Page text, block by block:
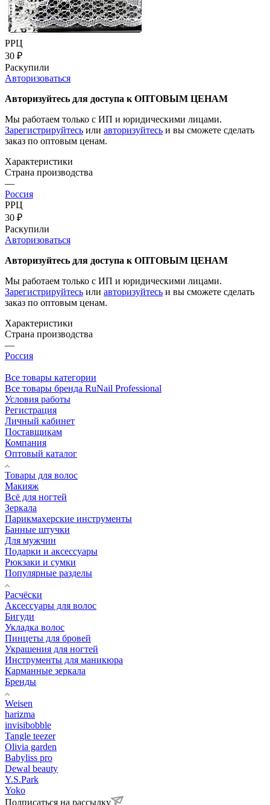
РРЦ
30 ₽
Раскупили
Авторизоваться
Авторизуйтесь для доступа к ОПТОВЫМ ЦЕНАМ
Мы работаем только с ИП и юридическими лицами.
Зарегистрируйтесь или авторизуйтесь и вы сможете сделать
заказ по оптовым ценам.
Характеристики
Страна производства
—
Россия
РРЦ
30 ₽
Раскупили
Авторизоваться
Авторизуйтесь для доступа к ОПТОВЫМ ЦЕНАМ
Мы работаем только с ИП и юридическими лицами.
Зарегистрируйтесь или авторизуйтесь и вы сможете сделать
заказ по оптовым ценам.
Характеристики
Страна производства
—
Россия
Все товары категории
Все товары бренда RuNail Professional
Условия работы
Регистрация
Личный кабинет
Поставщикам
Компания
Оптовый каталог
Товары для волос
Макияж
Всё для ногтей
Зеркала
Парикмахерские инструменты
Банные штучки
Для мужчин
Подарки и аксессуары
Рюкзаки и сумки
Популярные разделы
Расчёски
Аксессуары для волос
Бигуди
Укладка волос
Пинцеты для бровей
Украшения для ногтей
Инструменты для маникюра
Карманные зеркала
Бренды
Weisen
harizma
invisibobble
Tangle teezer
Olivia garden
Babyliss pro
Dewal beauty
Y.S.Park
Yoko
Подписаться на рассылку